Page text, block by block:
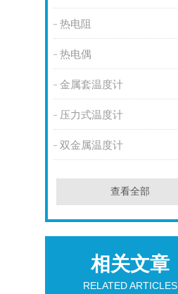
热电阻
热电偶
金属套温度计
压力式温度计
双金属温度计
查看全部
相关文章
RELATED ARTICLES